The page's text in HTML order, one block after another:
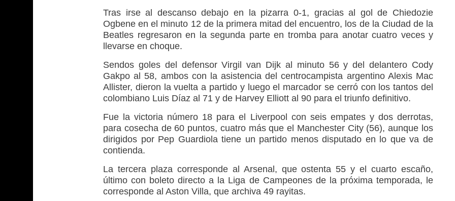
Tras irse al descanso debajo en la pizarra 0-1, gracias al gol de Chiedozie
Ogbene en el minuto 12 de la primera mitad del encuentro, los de la Ciudad de la
Beatles regresaron en la segunda parte en tromba para anotar cuatro veces y
llevarse en choque.
Sendos goles del defensor Virgil van Dijk al minuto 56 y del delantero Cody
Gakpo al 58, ambos con la asistencia del centrocampista argentino Alexis Mac
Allister, dieron la vuelta a partido y luego el marcador se cerró con los tantos del
colombiano Luis Díaz al 71 y de Harvey Elliott al 90 para el triunfo definitivo.
Fue la victoria número 18 para el Liverpool con seis empates y dos derrotas,
para cosecha de 60 puntos, cuatro más que el Manchester City (56), aunque los
dirigidos por Pep Guardiola tiene un partido menos disputado en lo que va de
contienda.
La tercera plaza corresponde al Arsenal, que ostenta 55 y el cuarto escaño,
último con boleto directo a la Liga de Campeones de la próxima temporada, le
corresponde al Aston Villa, que archiva 49 rayitas.